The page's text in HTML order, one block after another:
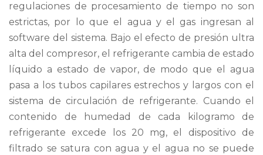
regulaciones de procesamiento de tiempo no son
estrictas, por lo que el agua y el gas ingresan al
software del sistema. Bajo el efecto de presión ultra
alta del compresor, el refrigerante cambia de estado
líquido a estado de vapor, de modo que el agua
pasa a los tubos capilares estrechos y largos con el
sistema de circulación de refrigerante. Cuando el
contenido de humedad de cada kilogramo de
refrigerante excede los 20 mg, el dispositivo de
filtrado se satura con agua y el agua no se puede